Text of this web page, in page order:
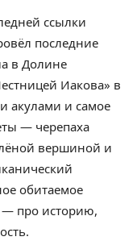
ссылки
последние
в Долине
Иакова» в
акулами и самое
— черепаха
вершиной и
обитаемое
— про историю,